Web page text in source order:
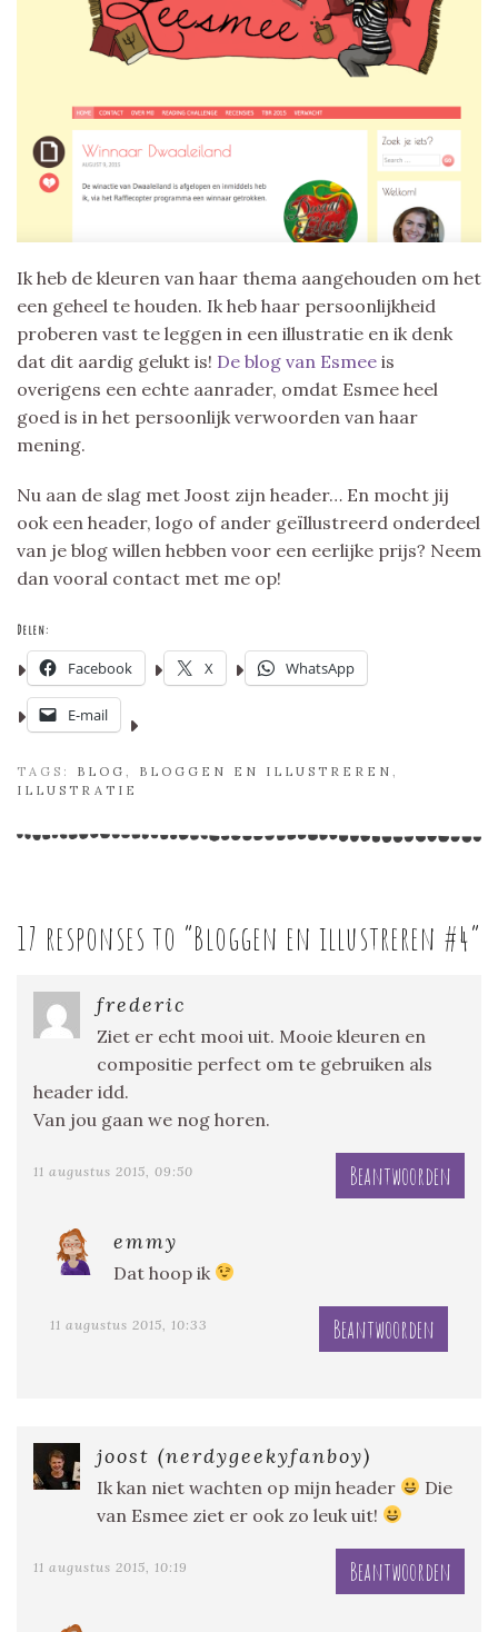
Ik heb de kleuren van haar thema aangehouden om het
een geheel te houden. Ik heb haar persoonlijkheid
proberen vast te leggen in een illustratie en ik denk
dat dit aardig gelukt is! De blog van Esmee is
overigens een echte aanrader, omdat Esmee heel
goed is in het persoonlijk verwoorden van haar
mening.
Nu aan de slag met Joost zijn header… En mocht jij
ook een header, logo of ander geïllustreerd onderdeel
van je blog willen hebben voor een eerlijke prijs? Neem
dan vooral contact met me op!
Delen:
Facebook X WhatsApp
E-mail
TAGS: BLOG BLOGGEN EN ILLUSTREREN
ILLUSTRATIE
17 responses to “Bloggen en illustreren #4”
frederic
Ziet er echt mooi uit. Mooie kleuren en
compositie perfect om te gebruiken als
header idd.
Van jou gaan we nog horen.
11 augustus 2015, 09:50 Beantwoorden
emmy
Dat hoop ik
11 augustus 2015, 10:33 Beantwoorden
joost (nerdygeekyfanboy)
Ik kan niet wachten op mijn header
Die
van Esmee ziet er ook zo leuk uit!
11 augustus 2015, 10:19 Beantwoorden